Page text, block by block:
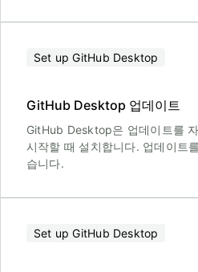
Set up GitHub Desktop
GitHub Desktop 업데이트
GitHub Desktop은 업데이트를
시작할 때 설치합니다. 업데이트
습니다.
Set up GitHub Desktop